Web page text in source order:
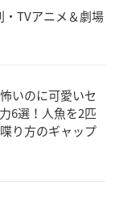
・TVアニメ＆劇場
いのに可愛いセ
6選！人魚を2匹
り方のギャップ